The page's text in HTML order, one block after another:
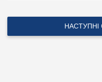
НАСТУПНІ